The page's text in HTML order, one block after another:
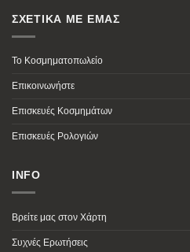
ΣΧΕΤΙΚΑ ΜΕ ΕΜΑΣ
Το Κοσμηματοπωλείο
Επικοινωνήστε
Επισκευές Κοσμημάτων
Επισκευές Ρολογιών
INFO
Βρείτε μας στον Χάρτη
Συχνές Ερωτήσεις